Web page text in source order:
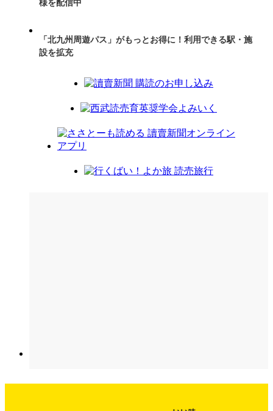
様を配信中
「北九州周遊パス」がもっとお得に！利用できる駅・施
設を拡充